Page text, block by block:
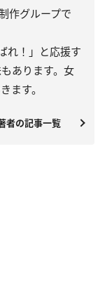
作グループで
れ！」と応援す
あります。女
ます。
者の記事一覧